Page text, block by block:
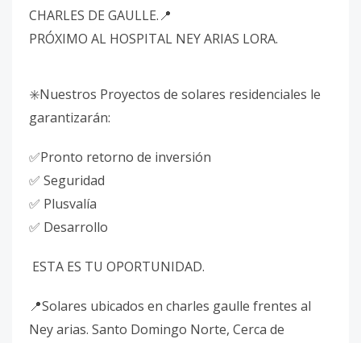
CHARLES DE GAULLE.📍
PRÓXIMO AL HOSPITAL NEY ARIAS LORA.
✳️Nuestros Proyectos de solares residenciales le
garantizarán:
✅Pronto retorno de inversión
✅ Seguridad
✅ Plusvalía
✅ Desarrollo
ESTA ES TU OPORTUNIDAD.
📍Solares ubicados en charles gaulle frentes al
Ney arias. Santo Domingo Norte, Cerca de